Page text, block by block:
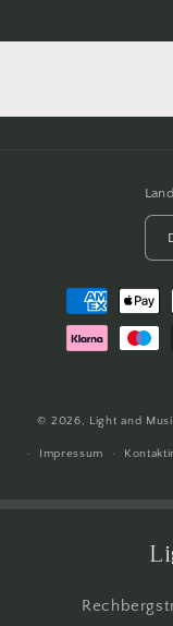
© 2026, Light and
Impressum